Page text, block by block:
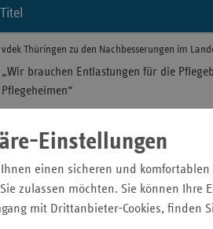
Einstellungen
einen sicheren und
zulassen möchten. Sie können Ihre
mit Drittanbieter-Cookies, finden
Titel
vdek Thüringen zu den Nachbesserungen im
„Wir brauchen Entlastungen für die
Pflegeheimen“
Ambulanter Pflegedienst aus Nordhausen
Übergangsregelung zur